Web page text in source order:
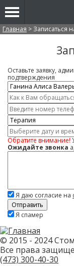
Вы здесь
Главная > Записаться
Оставьте заявку,
подтверждения
Врач
*
Имя
*
Контактный
телефон
*
Услуга
Дата
и
время
Обратите внимание!
Ожидайте звонка
Комментарий
Я даю согласие на
Скажите,
не
заполняйте
это
поле.
CAPTCHA
только
Я спамер
© 2015 - 2024
Все права
(473) 300-40-30